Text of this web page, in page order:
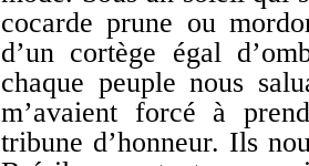
cocarde prune ou
d’un cortège égal
chaque peuple nous
m’avaient forcé à
tribune d’honneur. Ils